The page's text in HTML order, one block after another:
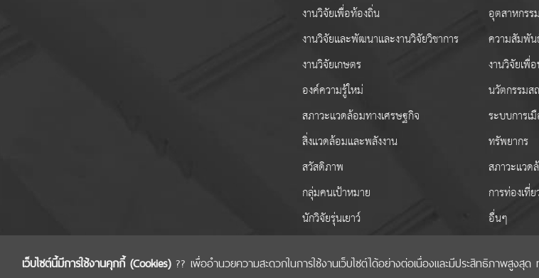
เว็บไซต์นี้มีการใช้งานคุกกี้ (Cookies)?? เพื่ออำนวยความสะดวกในการใช้งานเว็บไซต์ได้อย่างต่อเนื่องและมีประสิทธิภาพสูงสุด
งานวิจัยเพื่อท้องถิ่น
งานวิจัยและพัฒนาและงานวิจัยวิชาการ
งานวิจัยเกษตร
องค์ความรู้ใหม่
สภาวะแวดล้อมทางเศรษฐกิจ
สิ่งแวดล้อมและพลังงาน
สวัสดิภาพ
กลุ่มคนเป้าหมาย
นักวิจัยรุ่นเยาว์
อุตสาหกรรม
ความสัมพัน
งานวิจัยเ
นวัตกรรมส
ระบบการเ
ทรัพยากร
สภาวะแวด
การท่องเที่
อื่นๆ
COPYRIGHT © 2022 สำนักงานคณะกรรมการส่งเสริมวิทยาศาสตร์ วิจัยและนวัตกรรม (สกสว.)